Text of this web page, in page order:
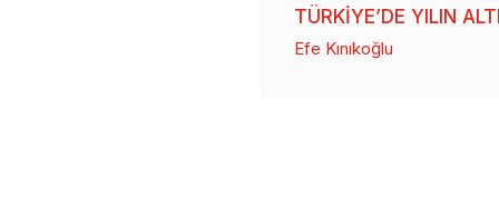
TÜRKIYE’DE YILIN
Efe Kınıkoğlu